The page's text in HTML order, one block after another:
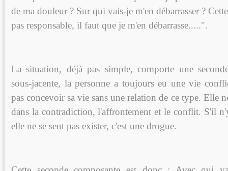
de ma douleur ? Sur qui vais-je m'en débarrasser ?
pas responsable, il faut que je m'en débarrasse.....".
La situation, déjà pas simple, comporte une
sous-jacente, la personne a toujours eu une vie
pas concevoir sa vie sans une relation de ce type. Elle
dans la contradiction, l'affrontement et le conflit. S'il
elle ne se sent pas exister, c'est une drogue.